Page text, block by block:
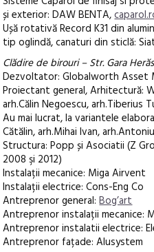
și exterior: DAW BENTA,
Ușă rotativă Record K31 din
tip oglindă, canaturi din sticlă:
Clădire de birouri – Str. Gara
Dezvoltator: Globalworth Asset
Proiectant general, Arhitectură:
arh.Călin Negoescu, arh.Tiberius
Au mai lucrat, la variantele
Cătălin, arh.Mihai Ivan,
Structura: Popp și Asociatii (Z
2008 şi 2012)
Instalații mecanice: Miga Airvent
Instalații electrice: Cons-Eng Co
Antreprenor general:Bog’art
Antreprenor instalații mecanice:
Antreprenor instalatii electrice:
Antreprenor fațade: Alusystem